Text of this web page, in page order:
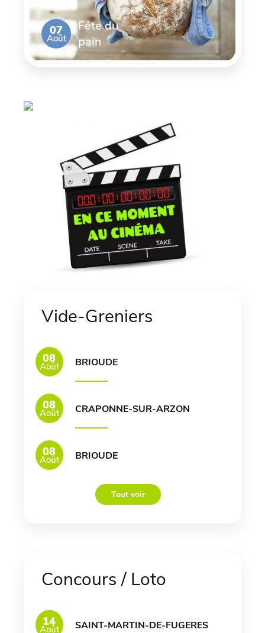
07
Août
Fête du
pain
Vide-Greniers
08
Août BRIOUDE
08
Août CRAPONNE-SUR-ARZON
08
Août BRIOUDE
Tout voir
Concours / Loto
14
Août SAINT-MARTIN-DE-FUGERES